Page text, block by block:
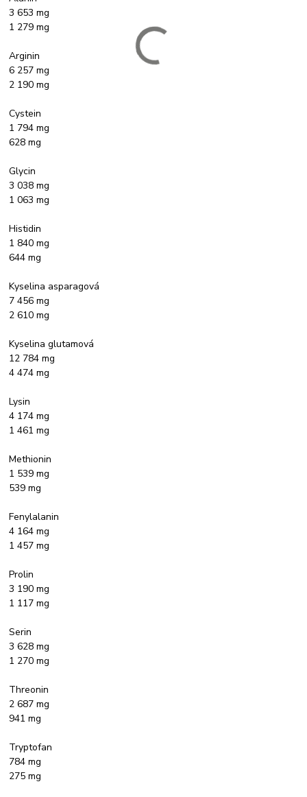
3 653 mg
1 279 mg
Arginin
6 257 mg
2 190 mg
Cystein
1 794 mg
628 mg
Glycin
3 038 mg
1 063 mg
Histidin
1 840 mg
644 mg
Kyselina asparagová
7 456 mg
2 610 mg
Kyselina glutamová
12 784 mg
4 474 mg
Lysin
4 174 mg
1 461 mg
Methionin
1 539 mg
539 mg
Fenylalanin
4 164 mg
1 457 mg
Prolin
3 190 mg
1 117 mg
Serin
3 628 mg
1 270 mg
Threonin
2 687 mg
941 mg
Tryptofan
784 mg
275 mg